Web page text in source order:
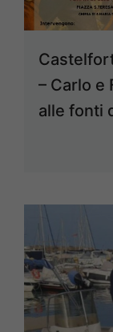
– Carlo e
alle fonti